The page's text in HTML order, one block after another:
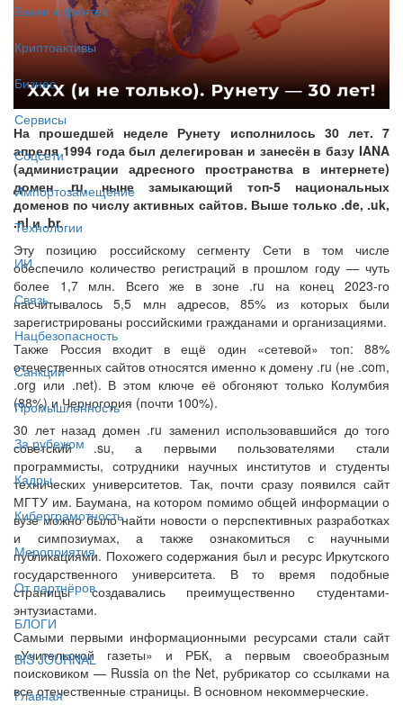
Банки и финтех
Криптоактивы
Бизнес
Сервисы
Соцсети
Импортозамещение
Технологии
ИИ
Связь
Нацбезопасность
Санкции
Промышленность
За рубежом
Кадры
Киберграмотность
Мероприятия
От партнёров
БЛОГИ
BIS JOURNAL
Главная
На прошедшей неделе Рунету исполнилось 30 лет. 7
апреля 1994 года был делегирован и занесён в базу IANA
(администрации адресного пространства в интернете)
домен .ru, ныне замыкающий топ-5 национальных
доменов по числу активных сайтов. Выше только .de, .uk,
.nl и .br.
Эту позицию российскому сегменту Сети в том числе
обеспечило количество регистраций в прошлом году — чуть
более 1,7 млн. Всего же в зоне .ru на конец 2023-го
насчитывалось 5,5 млн адресов, 85% из которых были
зарегистрированы российскими гражданами и организациями.
Также Россия входит в ещё один «сетевой» топ: 88%
отечественных сайтов относятся именно к домену .ru (не .com,
.org или .net). В этом ключе её обгоняют только Колумбия
(88%) и Черногория (почти 100%).
30 лет назад домен .ru заменил использовавшийся до того
советский .su, а первыми пользователями стали
программисты, сотрудники научных институтов и студенты
технических университетов. Так, почти сразу появился сайт
МГТУ им. Баумана, на котором помимо общей информации о
вузе можно было найти новости о перспективных разработках
и симпозиумах, а также ознакомиться с научными
публикациями. Похожего содержания был и ресурс Иркутского
государственного университета. В то время подобные
страницы создавались преимущественно студентами-
энтузиастами.
Самыми первыми информационными ресурсами стали сайт
«Учительской газеты» и РБК, а первым своеобразным
поисковиком — Russia on the Net, рубрикатор со ссылками на
все отечественные страницы. В основном некоммерческие.